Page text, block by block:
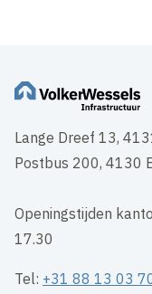
Lange Dreef 13,
Postbus 200, 4130
Openingstijden
17.30
Tel: +31 88 13 03